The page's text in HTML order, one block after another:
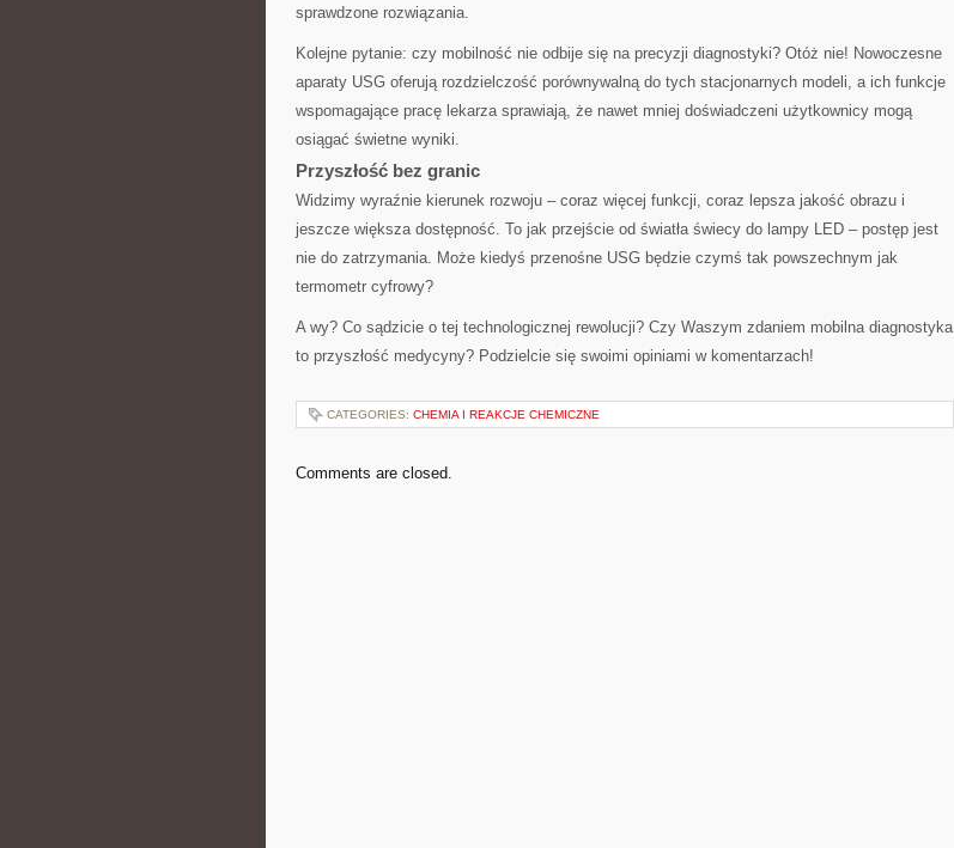
sprawdzone rozwiązania.
Kolejne pytanie: czy mobilność nie odbije się na precyzji diagnostyki? Otóż nie! Nowoczesne
aparaty USG oferują rozdzielczość porównywalną do tych stacjonarnych modeli, a ich funkcje
wspomagające pracę lekarza sprawiają, że nawet mniej doświadczeni użytkownicy mogą
osiągać świetne wyniki.
Przyszłość bez granic
Widzimy wyraźnie kierunek rozwoju – coraz więcej funkcji, coraz lepsza jakość obrazu i
jeszcze większa dostępność. To jak przejście od światła świecy do lampy LED – postęp jest
nie do zatrzymania. Może kiedyś przenośne USG będzie czymś tak powszechnym jak
termometr cyfrowy?
A wy? Co sądzicie o tej technologicznej rewolucji? Czy Waszym zdaniem mobilna diagnostyka
to przyszłość medycyny? Podzielcie się swoimi opiniami w komentarzach!
CATEGORIES: CHEMIA I REAKCJE CHEMICZNE
Comments are closed.